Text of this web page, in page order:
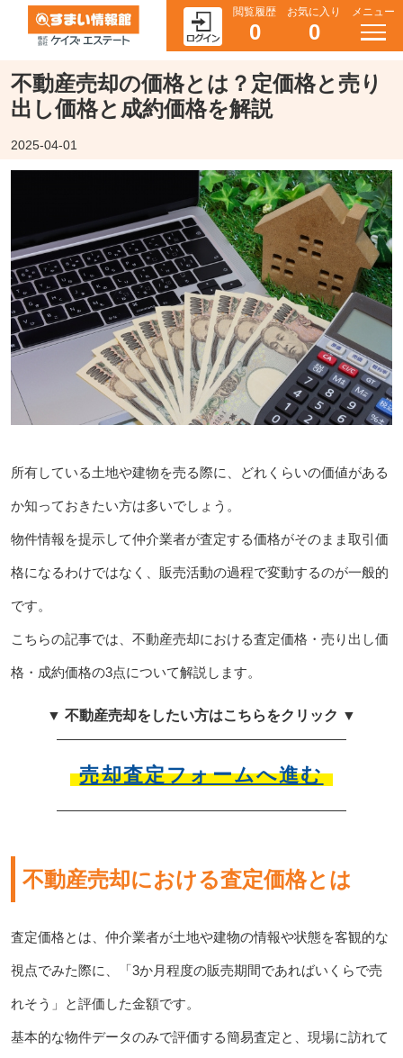
閲覧履歴
0
お気に入り
0
メニュー
不動産売却の価格とは？定価格と売り
出し価格と成約価格を解説
2025-04-01
所有している土地や建物を売る際に、どれくらいの価値がある
か知っておきたい方は多いでしょう。
物件情報を提示して仲介業者が査定する価格がそのまま取引価
格になるわけではなく、販売活動の過程で変動するのが一般的
です。
こちらの記事では、不動産売却における査定価格・売り出し価
格・成約価格の3点について解説します。
▼ 不動産売却をしたい方はこちらをクリック ▼
売却査定フォームへ進む
不動産売却における査定価格とは
査定価格とは、仲介業者が土地や建物の情報や状態を客観的な
視点でみた際に、「3か月程度の販売期間であればいくらで売
れそう」と評価した金額です。
基本的な物件データのみで評価する簡易査定と、現場に訪れて